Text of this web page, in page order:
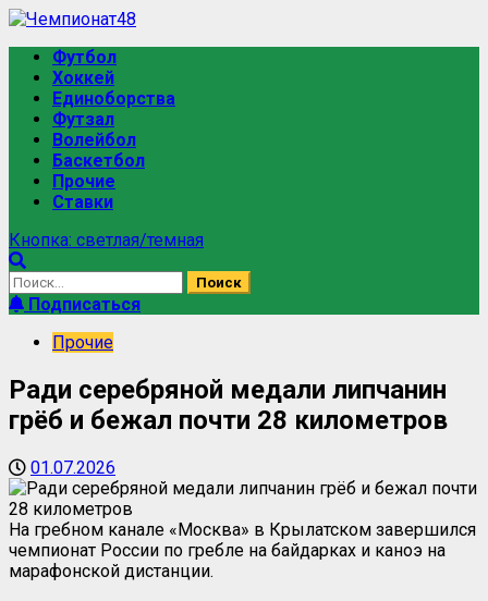
Футбол
Хоккей
Единоборства
Футзал
Волейбол
Баскетбол
Прочие
Ставки
Кнопка: светлая/темная
Подписаться
Прочие
Ради серебряной медали липчанин
грёб и бежал почти 28 километров
01.07.2026
На гребном канале «Москва» в Крылатском завершился
чемпионат России по гребле на байдарках и каноэ на
марафонской дистанции.